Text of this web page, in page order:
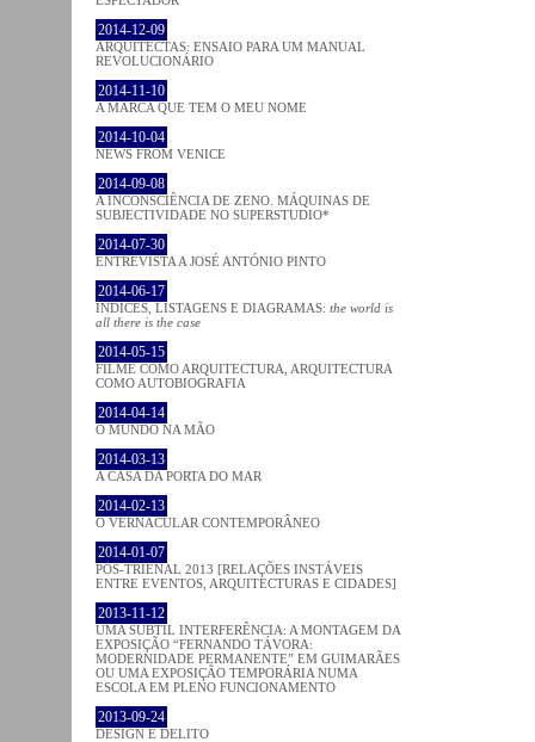
2014-12-09
ARQUITECTAS: ENSAIO PARA UM MANUAL
REVOLUCIONÁRIO
2014-11-10
A MARCA QUE TEM O MEU NOME
2014-10-04
NEWS FROM VENICE
2014-09-08
A INCONSCIÊNCIA DE ZENO. MÁQUINAS DE
SUBJECTIVIDADE NO SUPERSTUDIO*
2014-07-30
ENTREVISTA A JOSÉ ANTÓNIO PINTO
2014-06-17
ÍNDICES, LISTAGENS E DIAGRAMAS: the world is
all there is the case
2014-05-15
FILME COMO ARQUITECTURA, ARQUITECTURA
COMO AUTOBIOGRAFIA
2014-04-14
O MUNDO NA MÃO
2014-03-13
A CASA DA PORTA DO MAR
2014-02-13
O VERNACULAR CONTEMPORÂNEO
2014-01-07
PÓS-TRIENAL 2013 [RELAÇÕES INSTÁVEIS
ENTRE EVENTOS, ARQUITECTURAS E CIDADES]
2013-11-12
UMA SUBTIL INTERFERÊNCIA: A MONTAGEM DA
EXPOSIÇÃO “FERNANDO TÁVORA:
MODERNIDADE PERMANENTE” EM GUIMARÃES
OU UMA EXPOSIÇÃO TEMPORÁRIA NUMA
ESCOLA EM PLENO FUNCIONAMENTO
2013-09-24
DESIGN E DELITO